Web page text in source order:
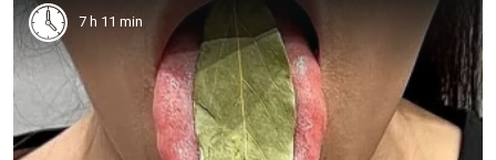
7 h 11 min